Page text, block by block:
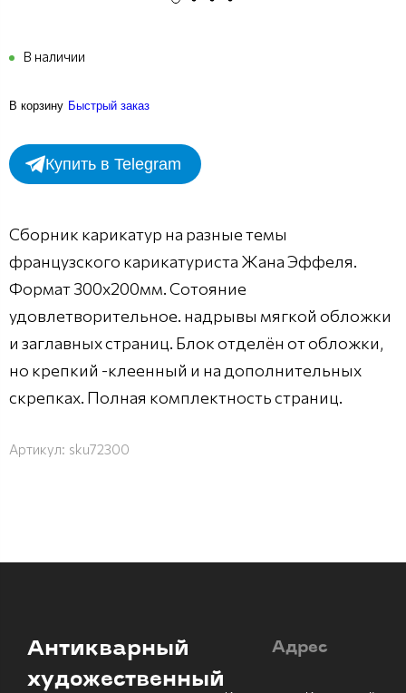
В наличии
В корзину Быстрый заказ
Купить в Telegram
Сборник карикатур на разные темы
французского карикатуриста Жана Эффеля.
Формат 300х200мм. Сотояние
удовлетворительное. надрывы мягкой обложки
и заглавных страниц. Блок отделён от обложки,
но крепкий -клеенный и на дополнительных
скрепках. Полная комплектность страниц.
Артикул: sku72300
Антикварный
художественный
Адрес